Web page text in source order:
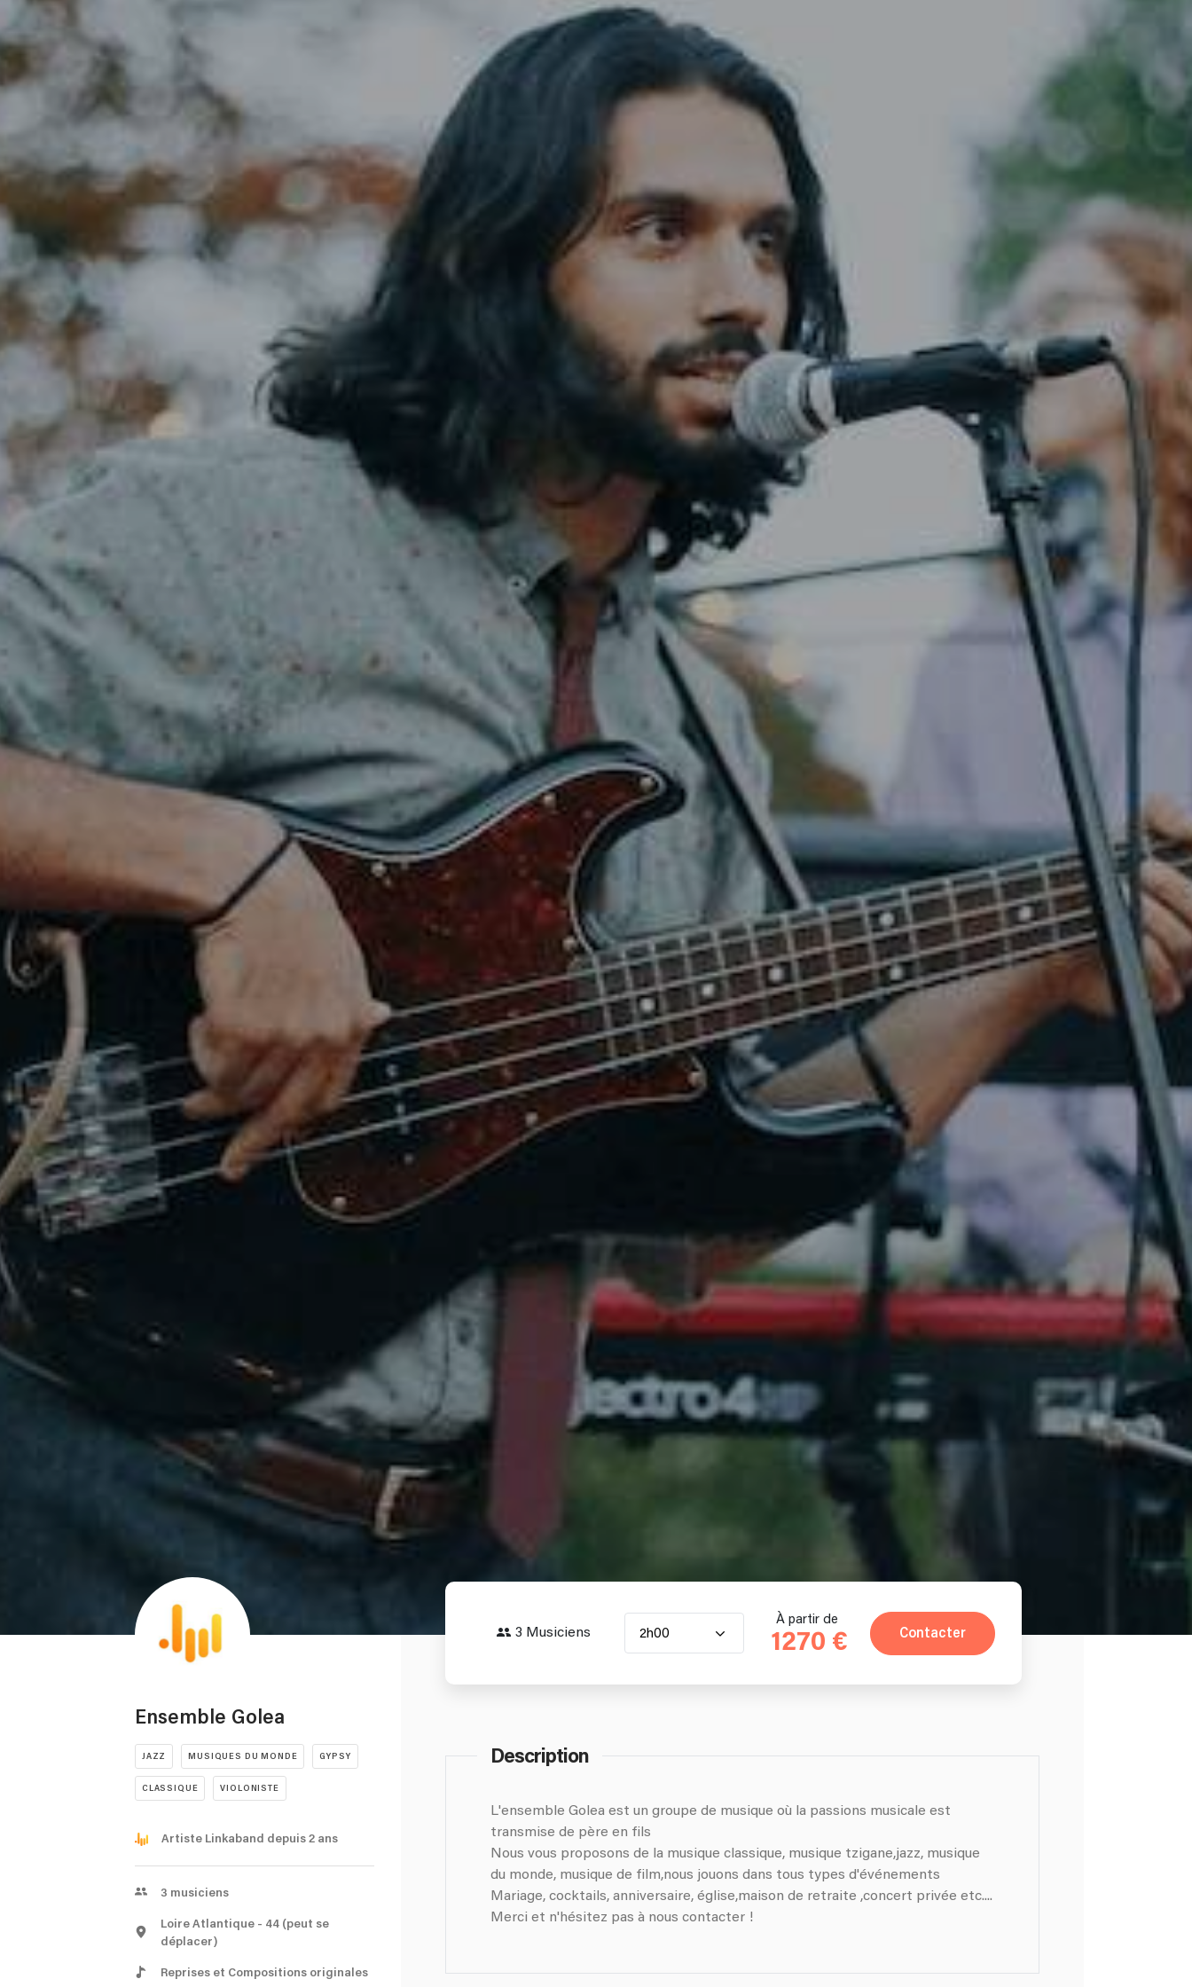
Ensemble Golea
JAZZ MUSIQUES DU MONDE GYPSY
CLASSIQUE VIOLONISTE
Artiste Linkaband depuis 2 ans
3 musiciens
Loire Atlantique - 44 (peut se
déplacer)
Reprises et Compositions originales
3 Musiciens 2h00
À partir de
1270 € Contacter
Description
L'ensemble Golea est un groupe de musique où la passions musicale est
transmise de père en fils
Nous vous proposons de la musique classique, musique tzigane,jazz, musique
du monde, musique de film,nous jouons dans tous types d'événements
Mariage, cocktails, anniversaire, église,maison de retraite ,concert privée etc....
Merci et n'hésitez pas à nous contacter !